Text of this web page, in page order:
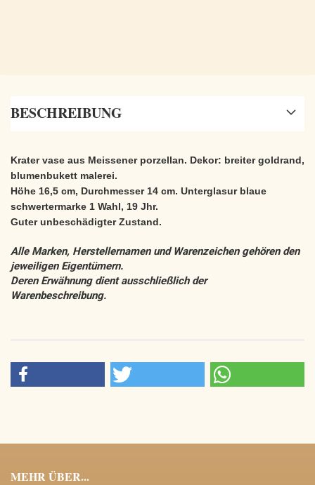
BESCHREIBUNG
Krater vase aus Meissener porzellan. Dekor: breiter goldrand,
blumenbukett malerei.
Höhe 16,5 cm, Durchmesser 14 cm. Unterglasur blaue
schwertermarke 1 Wahl, 19 Jhr.
Guter unbeschädigter Zustand.
Alle Marken, Herstellernamen und Warenzeichen gehören den
jeweiligen Eigentümern.
Deren Erwähnung dient ausschließlich der
Warenbeschreibung.
MEHR ÜBER...